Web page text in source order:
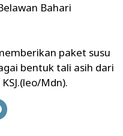
Bahari
paket susu
bentuk tali asih dari
Mdn).